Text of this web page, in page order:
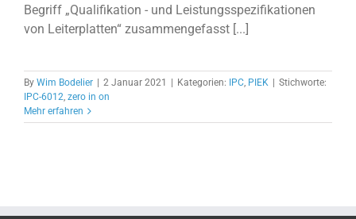
Begriff „Qualifikation - und Leistungsspezifikationen
von Leiterplatten“ zusammengefasst [...]
By Wim Bodelier 2 Januar 2021 Kategorien: IPC, PIEK
Stichworte:
IPC-6012, zero in on
Mehr erfahren